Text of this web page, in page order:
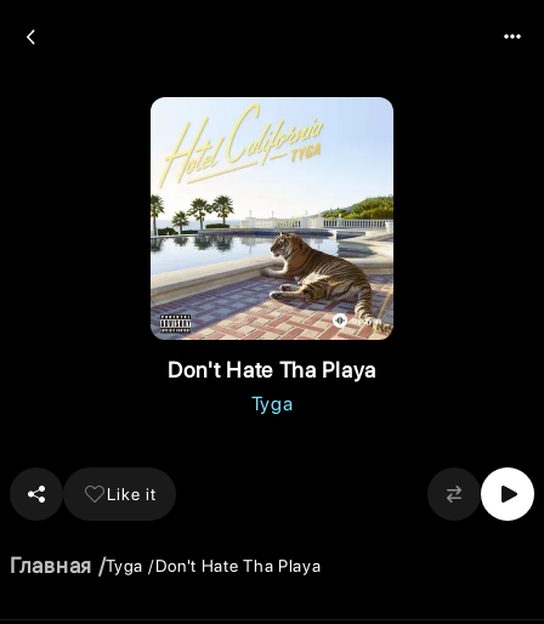
Don't Hate Tha Playa
Tyga
Like it
Главная Tyga Don't Hate Tha Playa